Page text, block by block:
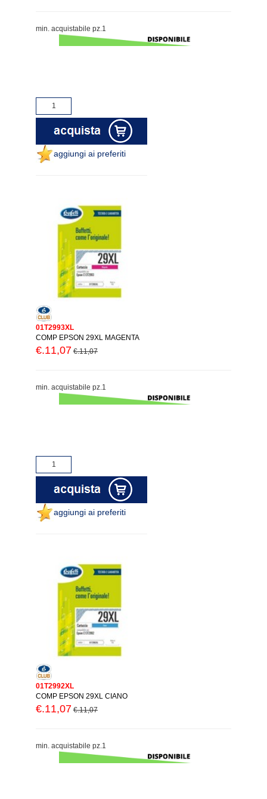
min. acquistabile pz.1
aggiungi ai preferiti
01T2993XL
COMP EPSON 29XL MAGENTA
€.11,07 €.11,07
min. acquistabile pz.1
aggiungi ai preferiti
01T2992XL
COMP EPSON 29XL CIANO
€.11,07 €.11,07
min. acquistabile pz.1